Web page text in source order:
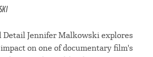
Detail Jennifer Malkowski explores
on one of documentary film's